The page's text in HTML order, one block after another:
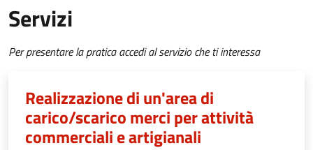
Servizi
Per presentare la pratica accedi al servizio che ti interessa
Realizzazione di un'area di
carico/scarico merci per attività
commerciali e artigianali